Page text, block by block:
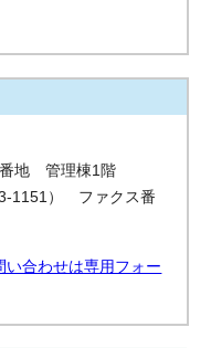
地 管理棟1階
1151） ファクス番
い合わせは専用フォー